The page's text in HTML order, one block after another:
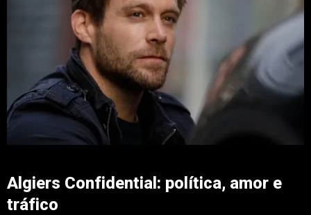
Algiers Confidential: política, amor e
tráfico